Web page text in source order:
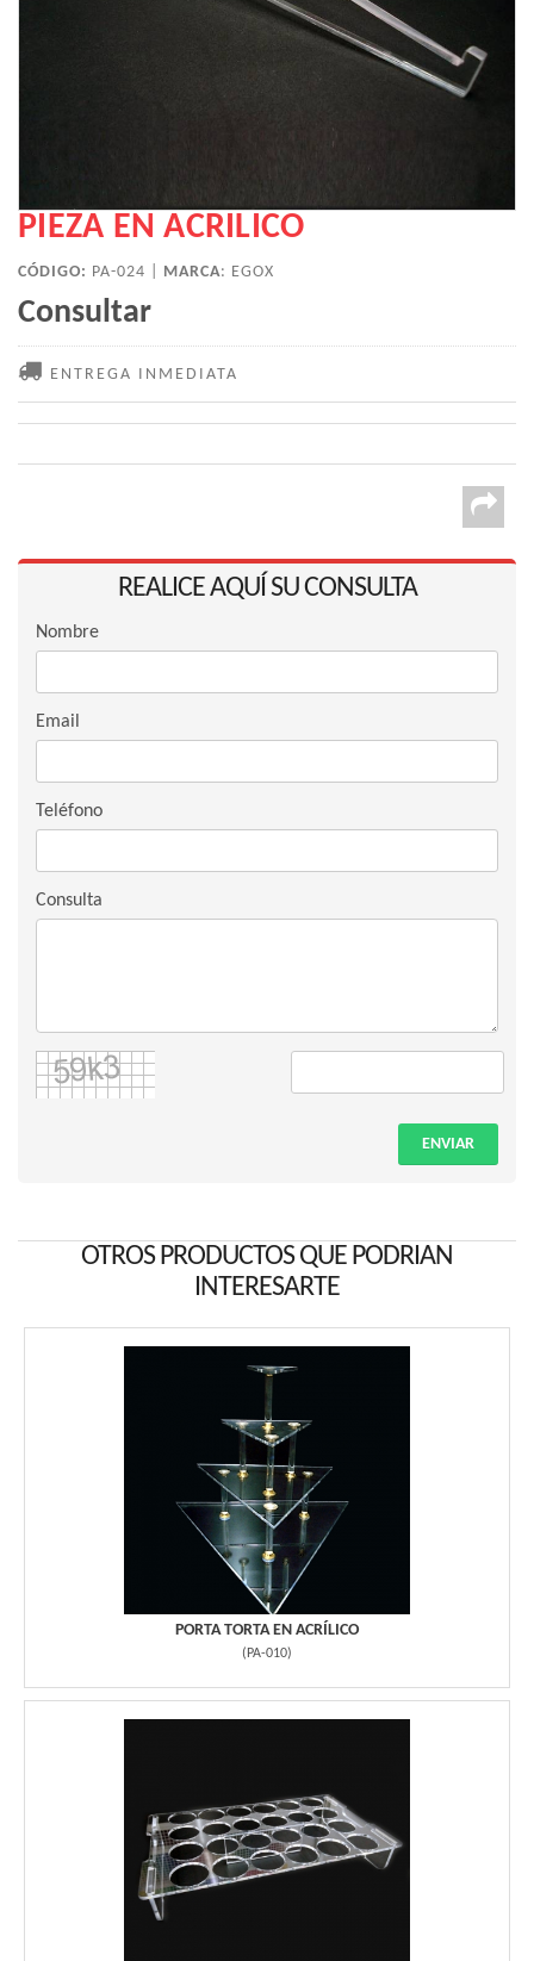
PIEZA EN ACRILICO
CÓDIGO: PA-024 | MARCA: EGOX
Consultar
ENTREGA INMEDIATA
REALICE AQUÍ SU CONSULTA
Nombre
Email
Teléfono
Consulta
ENVIAR
OTROS PRODUCTOS QUE PODRIAN
INTERESARTE
PORTA TORTA EN ACRÍLICO
( PA-010)